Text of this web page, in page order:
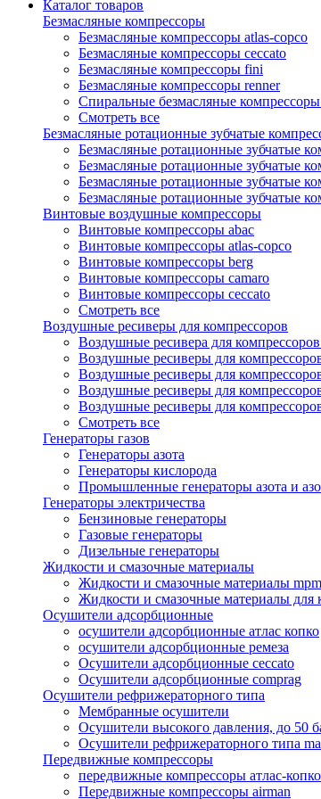
Каталог товаров
Безмасляные компрессоры
Безмасляные компрессоры atlas-copco
Безмасляные компрессоры ceccato
Безмасляные компрессоры fini
Безмасляные компрессоры renner
Спиральные безмасляные компрессоры
Смотреть все
Безмасляные ротационные зубчатые
Безмасляные ротационные зубчатые
Безмасляные ротационные зубчатые
Безмасляные ротационные зубчатые
Безмасляные ротационные зубчатые
Винтовые воздушные компрессоры
Винтовые компрессоры abac
Винтовые компрессоры atlas-copco
Винтовые компрессоры berg
Винтовые компрессоры camaro
Винтовые компрессоры ceccato
Смотреть все
Воздушные ресиверы для компрессоров
Воздушные ресивера для
Воздушные ресиверы для
Воздушные ресиверы для
Воздушные ресиверы для
Воздушные ресиверы для
Смотреть все
Генераторы газов
Генераторы азота
Генераторы кислорода
Промышленные генераторы азота и
Генераторы электричества
Бензиновые генераторы
Газовые генераторы
Дизельные генераторы
Жидкости и смазочные материалы
Жидкости и смазочные материалы
Жидкости и смазочные материалы для
Осушители адсорбционные
осушители адсорбционные атлас копко
осушители адсорбционные ремеза
Осушители адсорбционные ceccato
Осушители адсорбционные comprag
Осушители рефрижераторного типа
Мембранные осушители
Осушители высокого давления, до 50
Осушители рефрижераторного типа
Передвижные компрессоры
передвижные компрессоры атлас-копко
Передвижные компрессоры airman